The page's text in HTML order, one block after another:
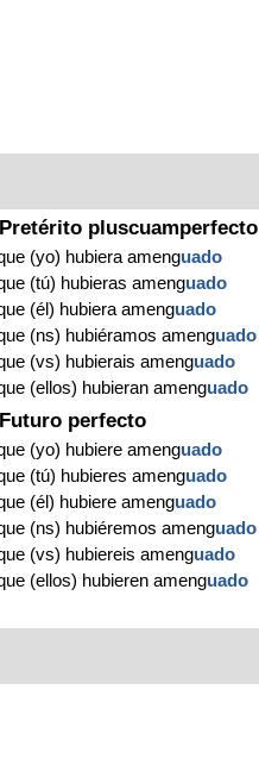
Pretérito pluscuamperfecto
(yo) hubiera amenguado
(tú) hubieras amenguado
(él) hubiera amenguado
(ns) hubiéramos amenguado
(vs) hubierais amenguado
(ellos) hubieran amenguado
Futuro perfecto
(yo) hubiere amenguado
(tú) hubieres amenguado
(él) hubiere amenguado
(ns) hubiéremos amenguado
(vs) hubiereis amenguado
(ellos) hubieren amenguado